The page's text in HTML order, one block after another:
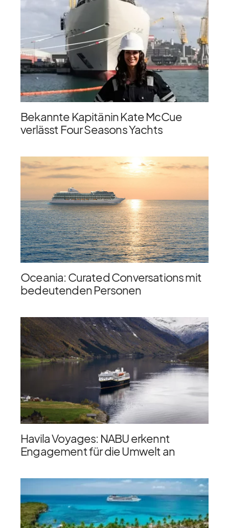
Bekannte Kapitänin Kate McCue
verlässt Four Seasons Yachts
Oceania: Curated Conversations mit
bedeutenden Personen
Havila Voyages: NABU erkennt
Engagement für die Umwelt an